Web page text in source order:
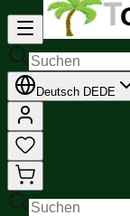
Deutsch DEDE